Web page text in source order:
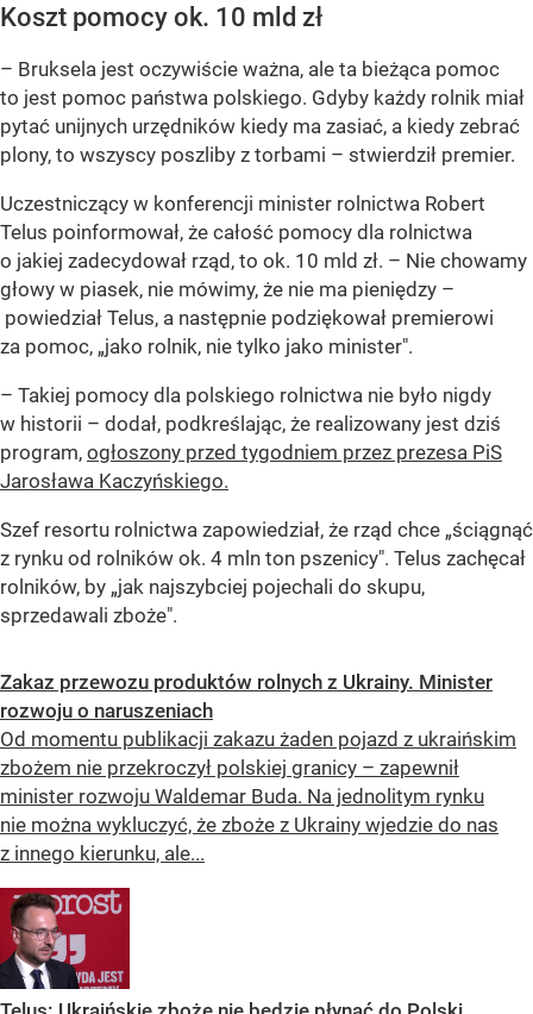
Koszt pomocy ok. 10 mld zł
– Bruksela jest oczywiście ważna, ale ta bieżąca pomoc
to jest pomoc państwa polskiego. Gdyby każdy rolnik miał
pytać unijnych urzędników kiedy ma zasiać, a kiedy zebrać
plony, to wszyscy poszliby z torbami – stwierdził premier.
Uczestniczący w konferencji minister rolnictwa Robert
Telus poinformował, że całość pomocy dla rolnictwa
o jakiej zadecydował rząd, to ok. 10 mld zł. – Nie chowamy
głowy w piasek, nie mówimy, że nie ma pieniędzy –
powiedział Telus, a następnie podziękował premierowi
za pomoc, „jako rolnik, nie tylko jako minister".
– Takiej pomocy dla polskiego rolnictwa nie było nigdy
w historii – dodał, podkreślając, że realizowany jest dziś
program, ogłoszony przed tygodniem przez prezesa PiS
Jarosława Kaczyńskiego.
Szef resortu rolnictwa zapowiedział, że rząd chce „ściągnąć
z rynku od rolników ok. 4 mln ton pszenicy". Telus zachęcał
rolników, by „jak najszybciej pojechali do skupu,
sprzedawali zboże".
Zakaz przewozu produktów rolnych z Ukrainy. Minister
rozwoju o naruszeniach
Od momentu publikacji zakazu żaden pojazd z ukraińskim
zbożem nie przekroczył polskiej granicy – zapewnił
minister rozwoju Waldemar Buda. Na jednolitym rynku
nie można wykluczyć, że zboże z Ukrainy wjedzie do nas
z innego kierunku, ale...